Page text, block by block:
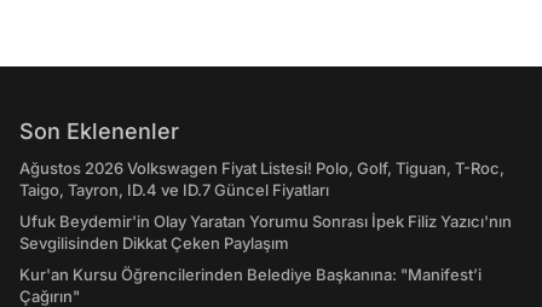
Son Eklenenler
Ağustos 2026 Volkswagen Fiyat Listesi! Polo, Golf, Tiguan, T-Roc,
Taigo, Tayron, ID.4 ve ID.7 Güncel Fiyatları
Ufuk Beydemir'in Olay Yaratan Yorumu Sonrası İpek Filiz Yazıcı'nın
Sevgilisinden Dikkat Çeken Paylaşım
Kur'an Kursu Öğrencilerinden Belediye Başkanına: "Manifest’i
Çağırın"